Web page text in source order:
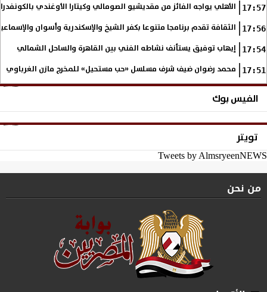
17:57 الأهلي يواجه الفائز من مقديشيو الصومالي وكيتارا الأوغندي
17:56 الثقافة تقدم برنامجا متنوعا بكفر الشيخ والإسكندرية وأسوان
17:54 إيهاب توفيق يستأنف نشاطه الفني بين القاهرة والساحل الشمالي
17:51 محمد رضوان ضيف شرف مسلسل «حب مستحيل» للمخرج مازن الغرباوي
الفيس بوك
تويتر
Tweets by AlmsryeenNEWS
من نحن